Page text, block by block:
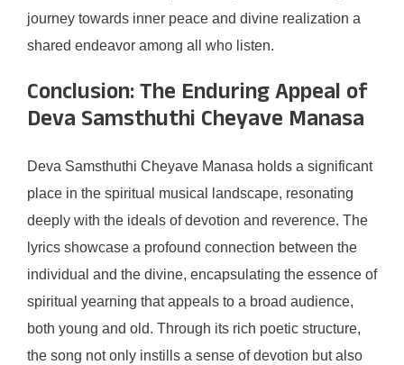
journey towards inner peace and divine realization a
shared endeavor among all who listen.
Conclusion: The Enduring Appeal of
Deva Samsthuthi Cheyave Manasa
Deva Samsthuthi Cheyave Manasa holds a significant
place in the spiritual musical landscape, resonating
deeply with the ideals of devotion and reverence. The
lyrics showcase a profound connection between the
individual and the divine, encapsulating the essence of
spiritual yearning that appeals to a broad audience,
both young and old. Through its rich poetic structure,
the song not only instills a sense of devotion but also